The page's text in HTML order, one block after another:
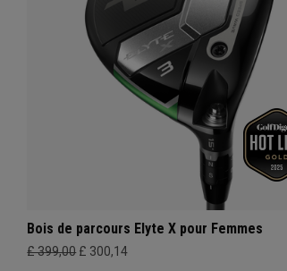
Bois de parcours Elyte X pour Femmes
£ 399,00 £ 300,14